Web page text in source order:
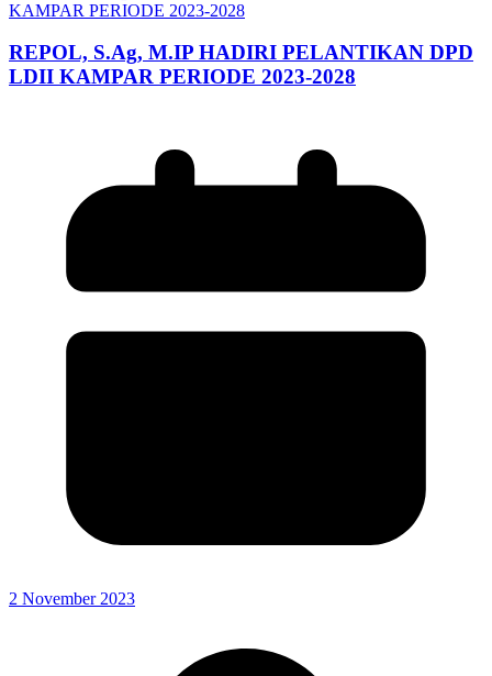
REPOL, S.Ag, M.IP HADIRI PELANTIKAN DPD
LDII KAMPAR PERIODE 2023-2028
2 November 2023